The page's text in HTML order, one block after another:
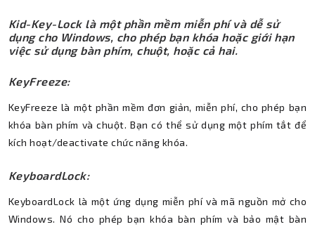
Kid-Key-Lock là một phần mềm miễn phí và dễ sử
dụng cho Windows, cho phép bạn khóa hoặc giới hạn
việc sử dụng bàn phím, chuột, hoặc cả hai.
KeyFreeze:
KeyFreeze là một phần mềm đơn giản, miễn phí, cho phép bạn
khóa bàn phím và chuột. Bạn có thể sử dụng một phím tắt để
kích hoạt/deactivate chức năng khóa.
KeyboardLock:
KeyboardLock là một ứng dụng miễn phí và mã nguồn mở cho
Windows. Nó cho phép bạn khóa bàn phím và bảo mật bàn